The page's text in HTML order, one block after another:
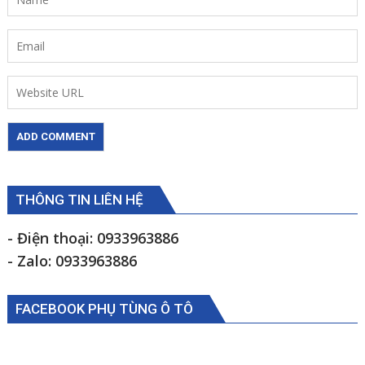
THÔNG TIN LIÊN HỆ
- Điện thoại: 0933963886
- Zalo: 0933963886
FACEBOOK PHỤ TÙNG Ô TÔ